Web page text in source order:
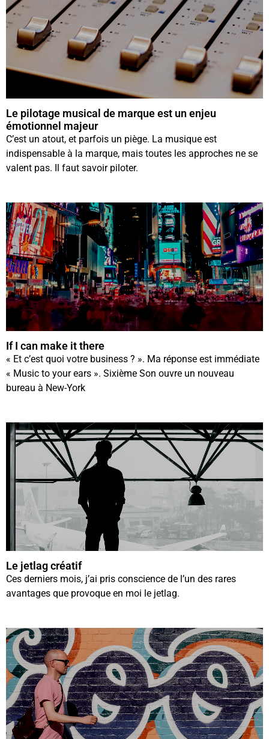
Le pilotage musical de marque est un enjeu
émotionnel majeur
C’est un atout, et parfois un piège. La musique est
indispensable à la marque, mais toutes les approches ne se
valent pas. Il faut savoir piloter.
If I can make it there
« Et c’est quoi votre business ? ». Ma réponse est immédiate
« Music to your ears ». Sixième Son ouvre un nouveau
bureau à New-York
Le jetlag créatif
Ces derniers mois, j’ai pris conscience de l’un des rares
avantages que provoque en moi le jetlag.